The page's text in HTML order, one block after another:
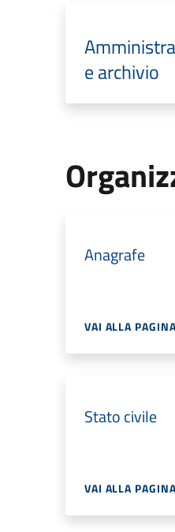
e archivio
Anagrafe
VAI ALLA PAGINA
Stato civile
VAI ALLA PAGINA